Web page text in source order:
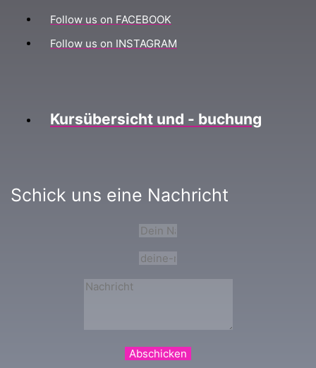
Follow us on FACEBOOK
Follow us on INSTAGRAM
Kursübersicht und - buchung
Schick uns eine Nachricht
Abschicken